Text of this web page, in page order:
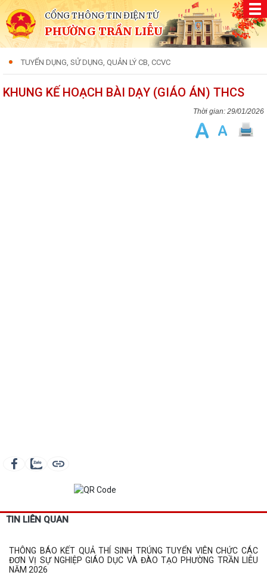
CỔNG THÔNG TIN ĐIỆN TỬ
PHƯỜNG TRẦN LIỄU
TUYỂN DỤNG, SỬ DỤNG, QUẢN LÝ CB, CCVC
KHUNG KẾ HOẠCH BÀI DẠY (GIÁO ÁN) THCS
29/01/2026
TIN LIÊN QUAN
THÔNG BÁO KẾT QUẢ THÍ SINH TRÚNG TUYỂN VIÊN CHỨC CÁC
ĐƠN VỊ SỰ NGHIỆP GIÁO DỤC VÀ ĐÀO TẠO PHƯỜNG TRẦN LIỄU
NĂM 2026